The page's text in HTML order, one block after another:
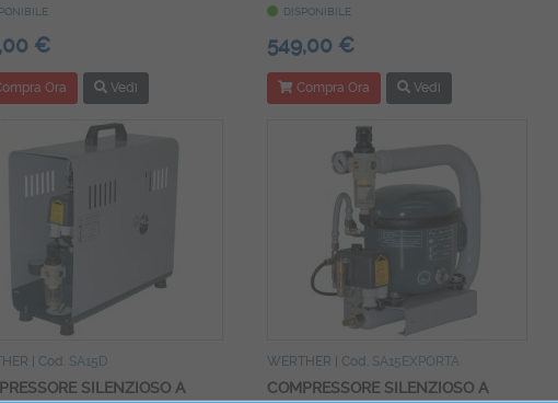
€
Ora Vedi
DISPONIBILE
549,00 €
Compra Ora Vedi
| Cod. SA15D
SILENZIOSO A
WERTHER | Cod. SA15EXPORTA
COMPRESSORE SILENZIOSO A